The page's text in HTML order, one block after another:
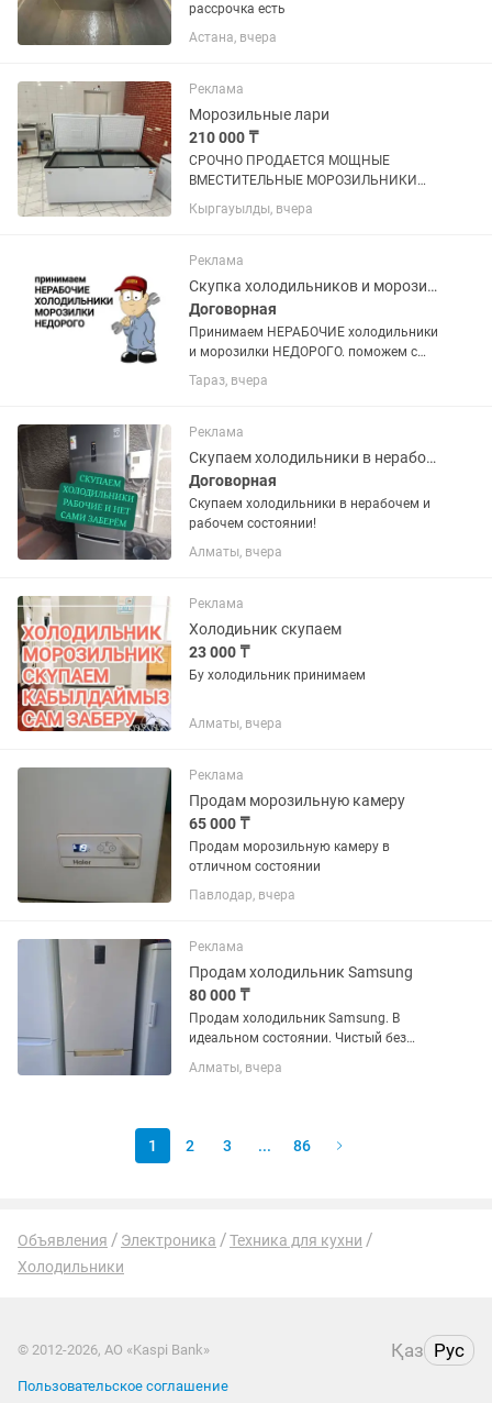
рассрочка есть
Астана, вчера
Реклама
Морозильные лари
210 000 ₸
СРОЧНО ПРОДАЕТСЯ МОЩНЫЕ
ВМЕСТИТЕЛЬНЫЕ МОРОЗИЛЬНИКИ
ОБЪЕМ 600 л, покупали по 320.000 тг
продаем срочно по 210.000 тг,
упустите такие вкусные цены !
Кыргауылды, вчера
Реклама
Скупка холодильников и морозилок
Договорная
Принимаем НЕРАБОЧИЕ холодильники
и морозилки НЕДОРОГО. поможем с
утилизацией и выноса с этажей старой
техники.
Тараз, вчера
Реклама
Скупаем холодильники в нерабочем и рабочем состоянии!
Договорная
Скупаем холодильники в нерабочем и
рабочем состоянии!
Алматы, вчера
Реклама
Холодиьник скупаем
23 000 ₸
Бу холодильник принимаем
Алматы, вчера
Реклама
Продам морозильную камеру
65 000 ₸
Продам морозильную камеру в
отличном состоянии
Павлодар, вчера
Реклама
Продам холодильник Samsung
80 000 ₸
Продам холодильник Samsung. В
идеальном состоянии. Чистый без
доставка
Алматы, вчера
1 2 3 ... 86
Объявления Электроника
Техника для кухни
Холодильники
© 2012-2026, АО «Kaspi Bank» Қаз Рус
Пользовательское соглашение